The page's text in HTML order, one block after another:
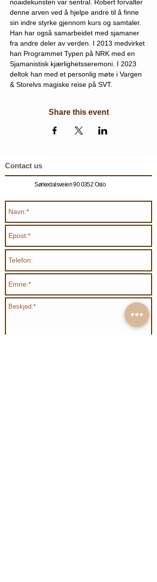
noaidekunsten var sentral. Robert forvalter
denne arven ved å hjelpe andre til å finne
sin indre styrke gjennom kurs og samtaler.
Han har også samarbeidet med sjamaner
fra andre deler av verden. I 2013 medvirket
han Programmet Typen på NRK med en
Sjamanistisk kjærlighetsseremoni. I 2023
deltok han med et personlig møte i Vargen
& Storelvs magiske reise på SVT.
Share this event
Contact us
Sørkedalsveien 90 0352 Oslo